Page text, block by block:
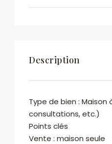
Description
Type de bien :
consultations, etc.)
Points clés
Vente : maison seule